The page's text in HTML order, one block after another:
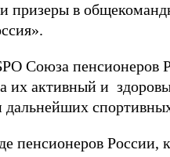
в
Союза пенсионеров
их активный и
России,